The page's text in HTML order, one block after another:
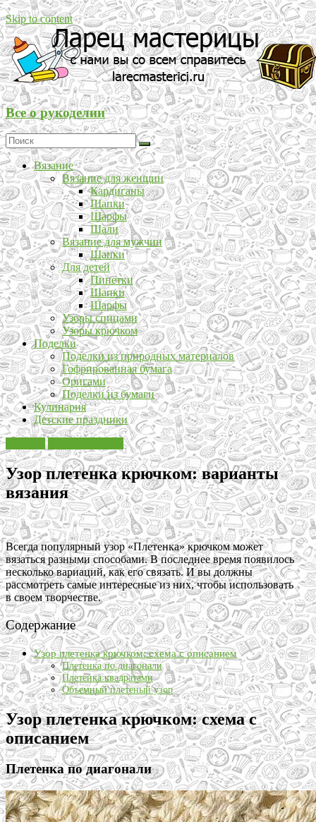
Skip to content
Все о рукоделии
Вязание
Вязание для женщин
Кардиганы
Шапки
Шарфы
Шали
Вязание для мужчин
Шапки
Для детей
Пинетки
Шапки
Шарфы
Узоры спицами
Узоры крючком
Поделки
Поделки из природных материалов
Гофрированная бумага
Оригами
Поделки из бумаги
Кулинария
Детские праздники
Узор плетенка крючком: варианты
вязания
Всегда популярный узор «Плетенка» крючком может
вязаться разными способами. В последнее время появилось
несколько вариаций, как его связать. И вы должны
рассмотреть самые интересные из них, чтобы использовать
в своем творчестве.
Содержание
Узор плетенка крючком: схема с описанием
Плетенка по диагонали
Плетенка квадратами
Объемный плетеный узор
Узор плетенка крючком: схема с
описанием
Плетенка по диагонали